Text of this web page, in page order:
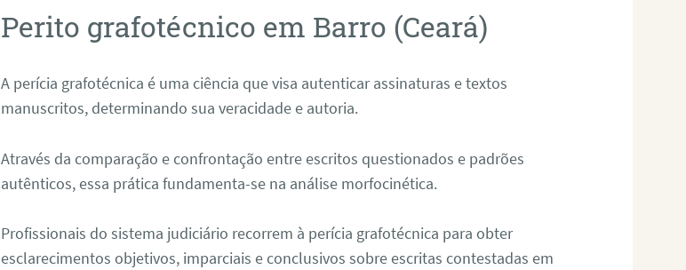
Perito grafotécnico em Barro (Ceará)
A perícia grafotécnica é uma ciência que visa autenticar assinaturas e textos
manuscritos, determinando sua veracidade e autoria.
Através da comparação e confrontação entre escritos questionados e padrões
autênticos, essa prática fundamenta-se na análise morfocinética.
Profissionais do sistema judiciário recorrem à perícia grafotécnica para obter
esclarecimentos objetivos, imparciais e conclusivos sobre escritas contestadas em